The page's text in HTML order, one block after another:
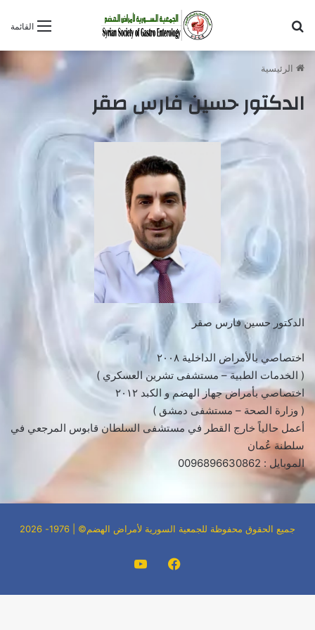
القائمة
الرئيسية
الدكتور حسين فارس صقر
الدكتور حسين فارس صقر
اختصاصي بالأمراض الداخلية ٢٠٠٨
( الخدمات الطبية – مستشفى تشرين العسكري )
اختصاصي بأمراض جهاز الهضم و الكبد ٢٠١٢
( وزارة الصحة – مستشفى دمشق )
أعمل حالياً خارج القطر في مستشفى السلطان قابوس المرجعي في
سلطنة عُمان
الموبايل : 0096896630862
جميع الحقوق محفوظة للجمعية السورية لأمراض الهضم© | 1976- 2026
فيسبوك‫YouTube